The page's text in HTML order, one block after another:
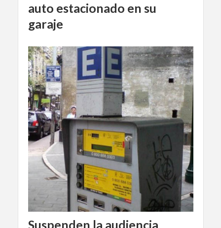
auto estacionado en su
garaje
Suspenden la audiencia